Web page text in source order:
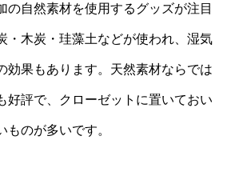
の自然素材を使用するグッズが注目
・木炭・珪藻土などが使われ、湿気
効果もあります。天然素材ならでは
好評で、クローゼットに置いておい
ものが多いです。